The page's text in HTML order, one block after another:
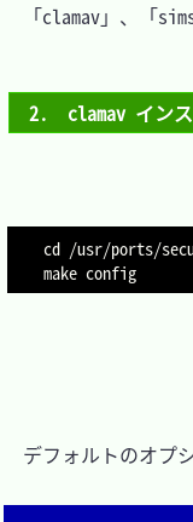
「clamav」、「
2.　clamav イン
cd /usr/ports/
make config
デフォルトのオプ